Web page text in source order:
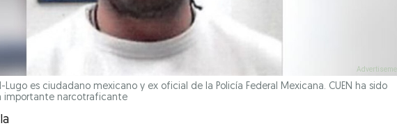
Lugo es ciudadano mexicano y ex oficial de la Policía Federal Mexicana. CUEN ha sido
importante narcotraficante